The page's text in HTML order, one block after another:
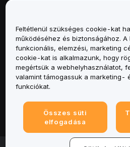
Szolgáltatások
Támogatás
Termékek
Feltétlenül szükséges cookie-kat
működéséhez és biztonságához. A
funkcionális, elemzési, marketing
cookie-kat is alkalmazunk, hogy
megértsük a webhelyhasználatot,
valamint támogassuk a marketing-
funkciókat.
Összes süti
elfogadása